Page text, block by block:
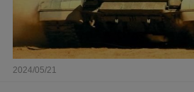
2024/05/21